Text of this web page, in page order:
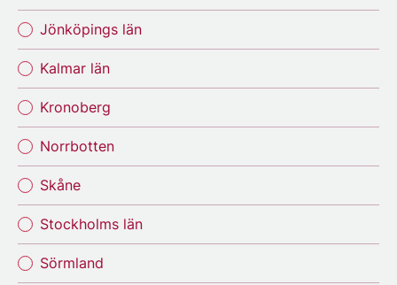
Jönköpings län
Kalmar län
Kronoberg
Norrbotten
Skåne
Stockholms län
Sörmland